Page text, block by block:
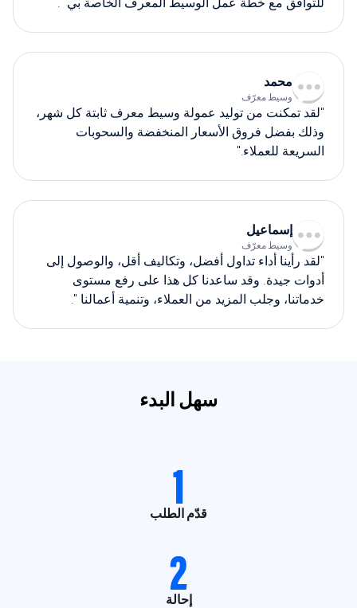
محمد
وسيط معرّف
"لقد تمكنت من توليد عمولة وسيط معرف ثابتة كل شهر،
وذلك بفضل فروق الأسعار المنخفضة والسحوبات
السريعة للعملاء."
إسماعيل
وسيط معرّف
"لقد رأينا أداء تداول أفضل، وتكاليف أقل، والوصول إلى
أدوات جيدة. وقد ساعدنا كل هذا على رفع مستوى
خدماتنا، وجلب المزيد من العملاء، وتنمية أعمالنا ".
سهل البدء
1
قدّم الطلب
2
إحالة